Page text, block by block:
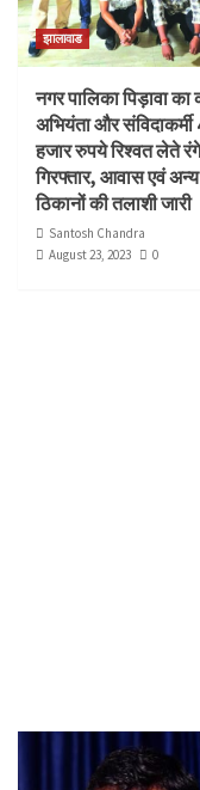
झालावाड
नगर पालिका पिड़ावा का
अभियंता और संविदाकर्मी
हजार रुपये रिश्वत लेते
गिरफ्तार, आवास एवं अन्य
ठिकानों की तलाशी जारी
Santosh Chandra
August 23, 2023
0